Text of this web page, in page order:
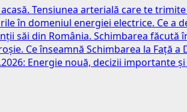
Tensiunea arterială care te
în domeniul energiei electrice. Ce a
săi din România. Schimbarea făcută
Ce înseamnă Schimbarea la Față a
Energie nouă, decizii importante